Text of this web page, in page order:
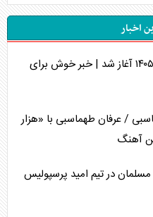
آسیا
اخبار
واریز مابه‌التفاوت حقوق فروردین ۱۴۰۵ آغاز شد | خبر خوش برای
/ عرفان طهماسبی با «هزار
آهنگ
در تیم امید پرسپولیس